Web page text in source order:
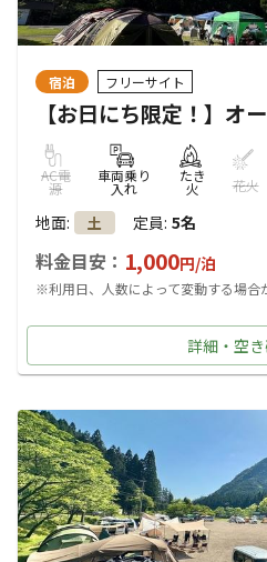
宿泊 フリーサイト
【お日にち限定！】オ
AC電
源
車両乗り
入れ
たき
火 花火
地面: 土 定員: 5名
料金目安： 1,000円/泊
※利用日、人数によって変動する場合
詳細・空